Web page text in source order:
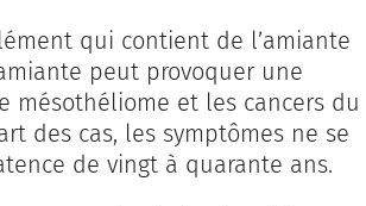
qui contient de l’amiante
peut provoquer une
mésothéliome et les cancers du
des cas, les symptômes ne se
de vingt à quarante ans.